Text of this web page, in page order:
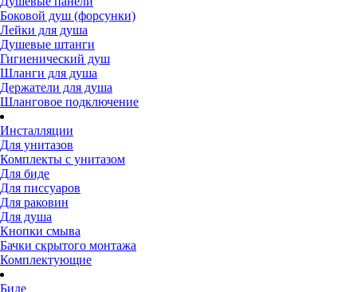
Боковой душ (форсунки)
Лейки для душа
Душевые штанги
Гигиенический душ
Шланги для душа
Держатели для душа
Шланговое подключение
Инсталляции
Для унитазов
Комплекты с унитазом
Для биде
Для писсуаров
Для раковин
Для душа
Кнопки смыва
Бачки скрытого монтажа
Комплектующие
Биде